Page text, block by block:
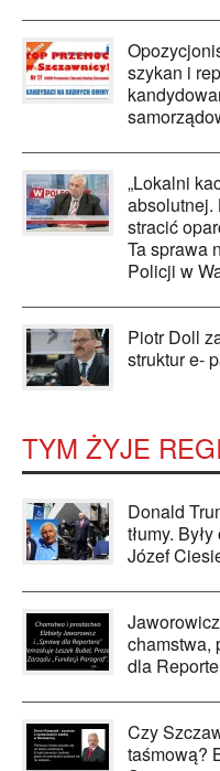
szykan i
„Lokalni
absolutnej.
stracić
Ta sprawa
Policji w
Piotr Doll
struktur e-
TYM ŻYJE
Donald
tłumy.
Józef
chamstwa,
dla
Czy
taśmową?